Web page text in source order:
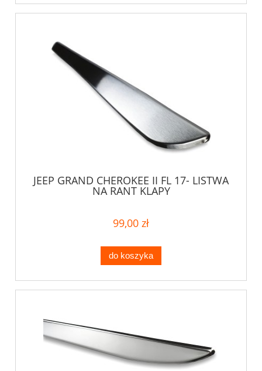
JEEP GRAND CHEROKEE II FL 17- LISTWA
NA RANT KLAPY
99,00 zł
do koszyka